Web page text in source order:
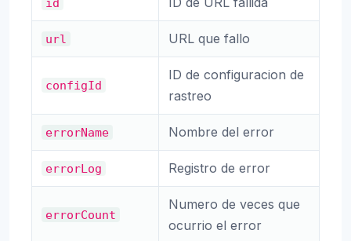
id
url URL que fallo
configId
ID de configuracion de
rastreo
errorName Nombre del error
errorLog Registro de error
errorCount
Numero de veces que
ocurrio el error